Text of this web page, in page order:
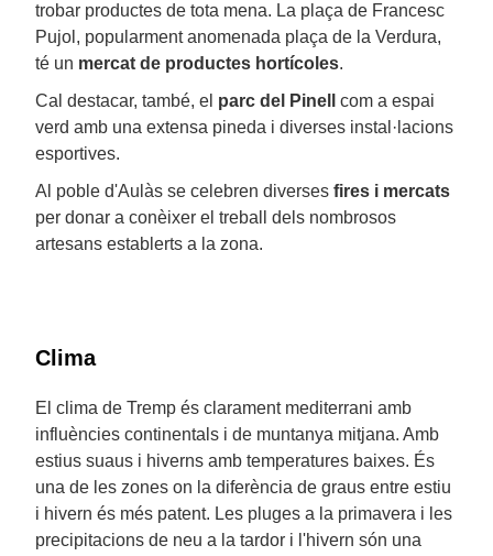
trobar productes de tota mena. La plaça de Francesc
Pujol, popularment anomenada plaça de la Verdura,
té un mercat de productes hortícoles.
Cal destacar, també, el parc del Pinell
com a espai
verd amb una extensa pineda i diverses instal·lacions
esportives.
Al poble d'Aulàs se celebren diverses fires i mercats
per donar a conèixer el treball dels nombrosos
artesans establerts a la zona.
Clima
El clima de Tremp és clarament mediterrani amb
influències continentals i de muntanya mitjana. Amb
estius suaus i hiverns amb temperatures baixes. És
una de les zones on la diferència de graus entre estiu
i hivern és més patent. Les pluges a la primavera i les
precipitacions de neu a la tardor i l'hivern són una